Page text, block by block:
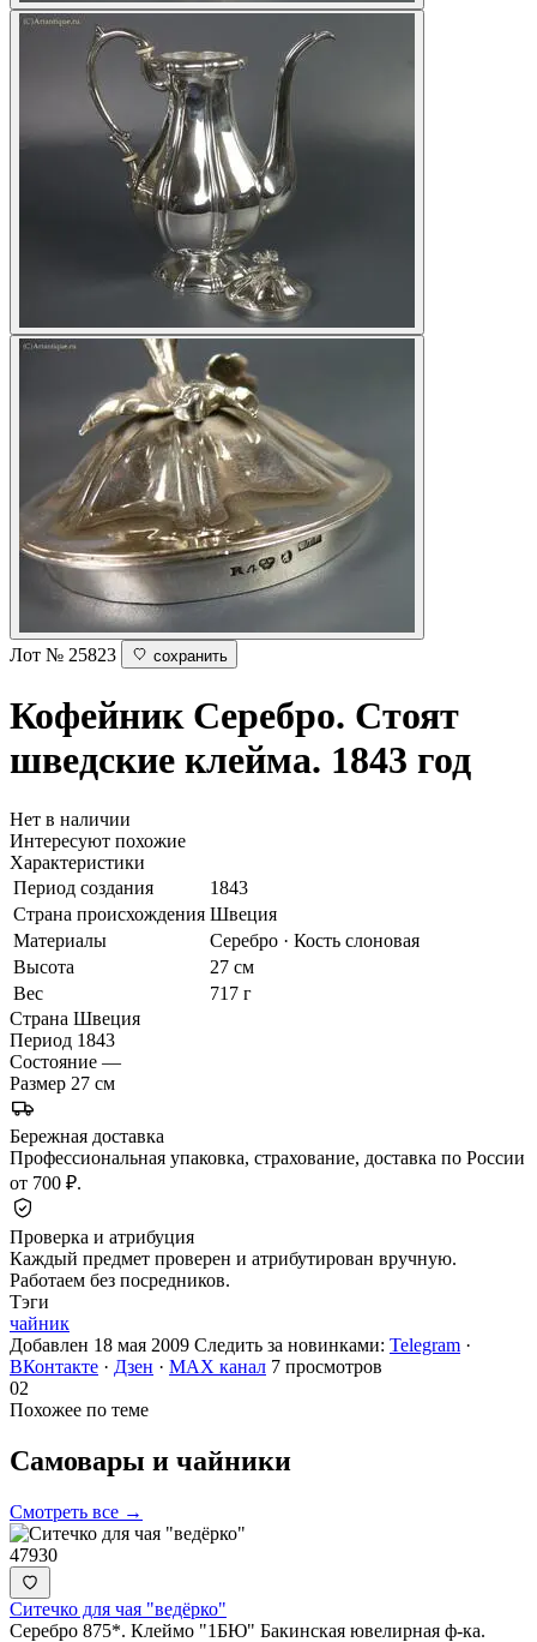
Лот № 25823 сохранить
Кофейник Серебро. Стоят
шведские клейма. 1843 год
Нет в наличии
Интересуют похожие
Характеристики
Период создания
1843
Страна происхождения Швеция
Материалы
Серебро · Кость слоновая
Высота
27 см
Вес
717 г
Страна Швеция
Период 1843
Состояние —
Размер 27 см
Бережная доставка
Профессиональная упаковка, страхование, доставка по России
от 700 ₽.
Проверка и атрибуция
Каждый предмет проверен и атрибутирован вручную.
Работаем без посредников.
Тэги
чайник
Добавлен 18 мая 2009 Следить за новинками: Telegram ·
ВКонтакте · Дзен · MAX канал 7 просмотров
02
Похожее по теме
Самовары и чайники
Смотреть все →
47930
Ситечко для чая "ведёрко"
Серебро 875*. Клеймо "1БЮ" Бакинская ювелирная ф-ка.